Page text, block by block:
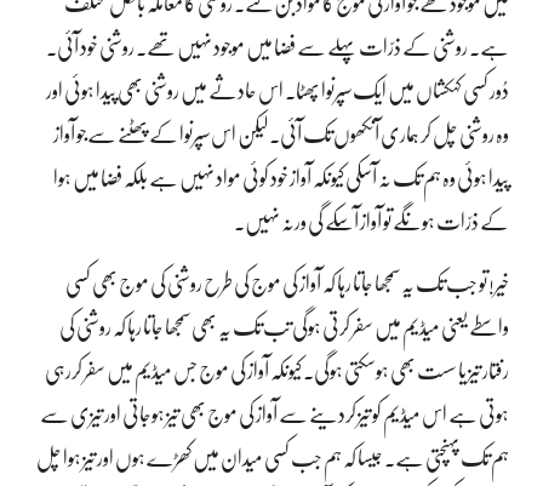
ہے۔ روشنی کے ذرّات پہلے سے فضا میں موجود نہیں تھے۔ روشنی خود آئی۔
دُور کسی کہکشاں میں ایک سپرنوا پھٹا۔ اس حادثے میں روشنی بھی پیدا ہوئی اور
وہ روشنی چل کر ہماری آنکھوں تک آئی۔ لیکن اس سپرنوا کے پھٹنے سےجو آواز
پیدا ہوئی وہ ہم تک نہ آسکی کیونکہ آواز خود کوئی مواد نہیں ہے بلکہ فضا میں ہوا
کے ذرّات ہونگے تو آواز آسکے گی ورنہ نہیں۔
خیر! تو جب تک یہ سمجھا جاتا رہا کہ آواز کی موج کی طرح روشنی کی موج بھی کسی
واسطے یعنی میڈیم میں سفر کرتی ہوگی تب تک یہ بھی سمجھا جاتا رہا کہ روشنی کی
رفتار تیز یا سست بھی ہوسکتی ہوگی۔ کیونکہ آواز کی موج جس میڈیم میں سفر کررہی
ہوتی ہے اس میڈیم کو تیز کردینے سے آواز کی موج بھی تیز ہوجاتی اور تیزی سے
ہم تک پہنچتی ہے۔ جیسا کہ ہم جب کسی میدان میں کھڑے ہوں اور تیز ہوا چل